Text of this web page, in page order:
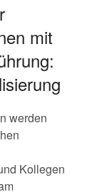
mit
werden
Kollegen